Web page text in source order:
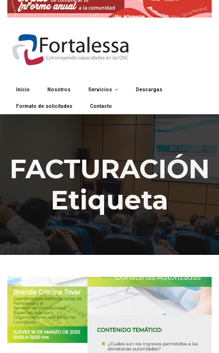
Inicio Nosotros Servicios Descargas
Formato de solicitudes Contacto
FACTURACIÓN
Etiqueta